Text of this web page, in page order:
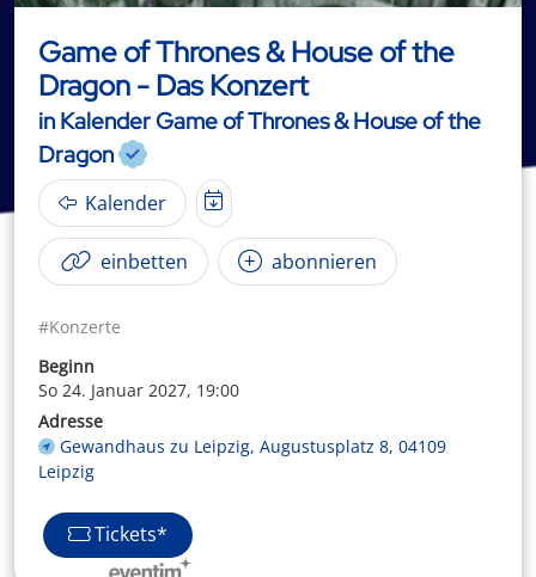
Game of Thrones & House of the
Dragon - Das Konzert
in Kalender Game of Thrones & House of the
Dragon
Kalender
einbetten abonnieren
#Konzerte
Beginn
So 24. Januar 2027, 19:00
Adresse
Gewandhaus zu Leipzig, Augustusplatz 8, 04109
Leipzig
Tickets*